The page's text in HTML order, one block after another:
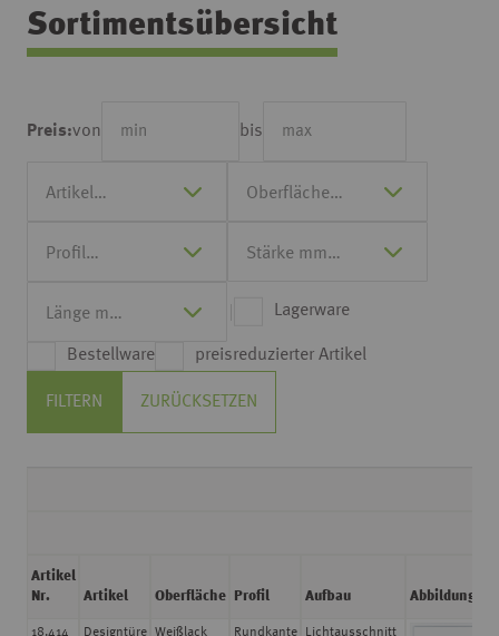
Sortimentsübersicht
Preis:von bis
Lagerware
Bestellware preisreduzierter Artikel
FILTERN ZURÜCKSETZEN
18.414 Designtüre Weißlack Rundkante Lichtausschnitt
Artikel
Nr.
Artikel Oberfläche Profil Aufbau Abbildung